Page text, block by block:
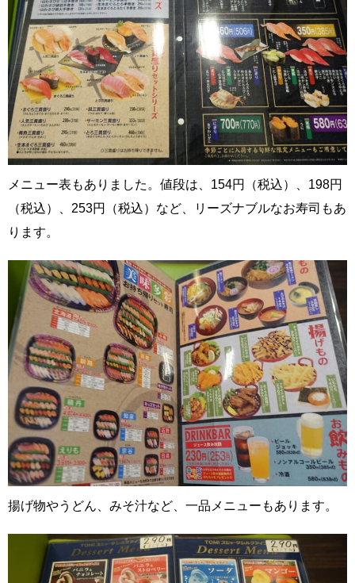
メニュー表もありました。値段は、154円（税込）、198円
（税込）、253円（税込）など、リーズナブルなお寿司もあ
ります。
揚げ物やうどん、みそ汁など、一品メニューもあります。